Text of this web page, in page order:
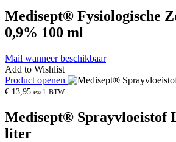
Medisept® Fysiologische
0,9% 100 ml
Mail wanneer beschikbaar
Add to Wishlist
Product openen
€ 13,95 excl. BTW
Medisept® Sprayvloeistof
liter